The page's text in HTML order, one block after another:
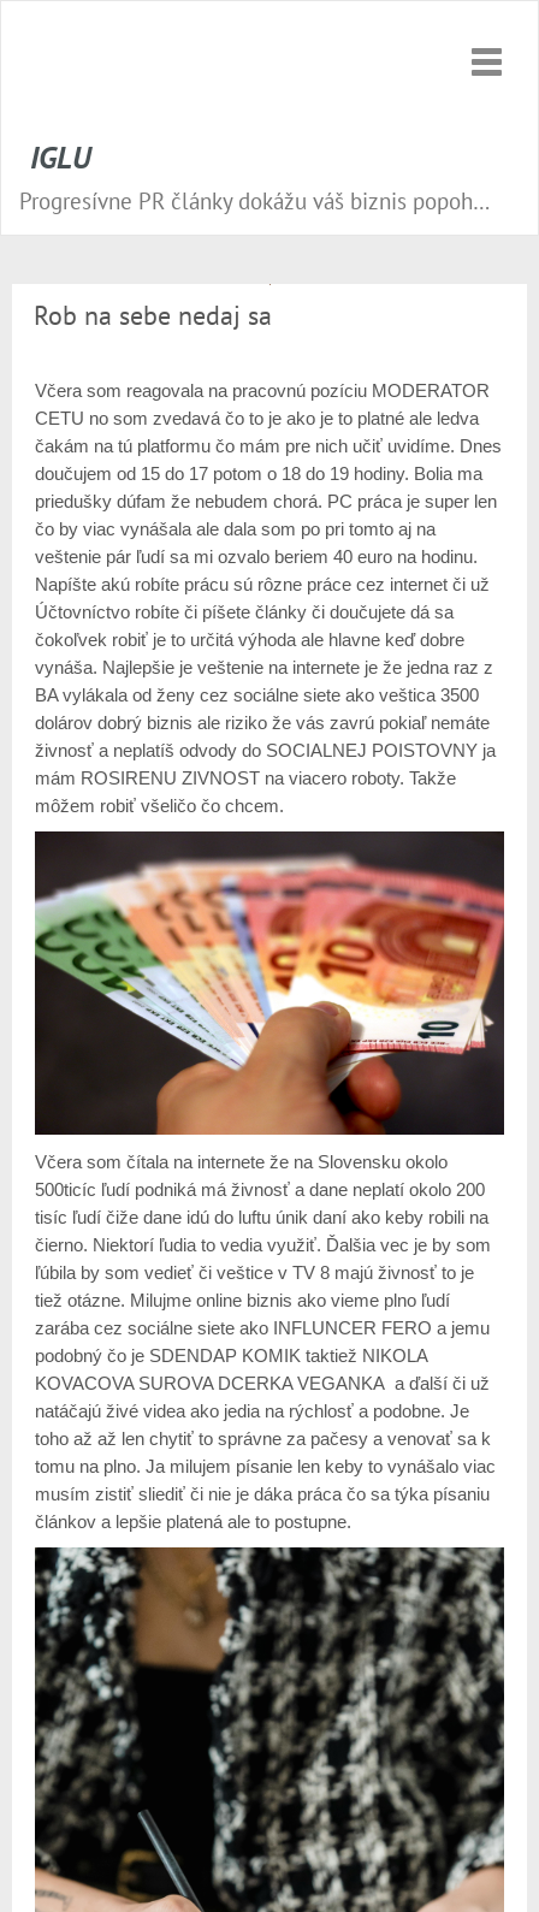
Toggle
IGLU
Progresívne PR články dokážu váš biznis popohnať vesmírnou rýchlosťou vpred. Nepremeškajte tú správnu príležitosť a publikujte na našom webe.
Rob na sebe nedaj sa
Včera som reagovala na pracovnú pozíciu MODERATOR
CETU no som zvedavá čo to je ako je to platné ale ledva
čakám na tú platformu čo mám pre nich učiť uvidíme. Dnes
doučujem od 15 do 17 potom o 18 do 19 hodiny. Bolia ma
priedušky dúfam že nebudem chorá. PC práca je super len
čo by viac vynášala ale dala som po pri tomto aj na
veštenie pár ľudí sa mi ozvalo beriem 40 euro na hodinu.
Napíšte akú robíte prácu sú rôzne práce cez internet či už
Účtovníctvo robíte či píšete články či doučujete dá sa
čokoľvek robiť je to určitá výhoda ale hlavne keď dobre
vynáša. Najlepšie je veštenie na internete je že jedna raz z
BA vylákala od ženy cez sociálne siete ako veštica 3500
dolárov dobrý biznis ale riziko že vás zavrú pokiaľ nemáte
živnosť a neplatíš odvody do SOCIALNEJ POISTOVNY ja
mám ROSIRENU ZIVNOST na viacero roboty. Takže
môžem robiť všeličo čo chcem.
Včera som čítala na internete že na Slovensku okolo
500ticíc ľudí podniká má živnosť a dane neplatí okolo 200
tisíc ľudí čiže dane idú do luftu únik daní ako keby robili na
čierno. Niektorí ľudia to vedia využiť. Ďalšia vec je by som
ľúbila by som vedieť či veštice v TV 8 majú živnosť to je
tiež otázne. Milujme online biznis ako vieme plno ľudí
zarába cez sociálne siete ako INFLUNCER FERO a jemu
podobný čo je SDENDAP KOMIK taktiež NIKOLA
KOVACOVA SUROVA DCERKA VEGANKA a ďalší či už
natáčajú živé videa ako jedia na rýchlosť a podobne. Je
toho až až len chytiť to správne za pačesy a venovať sa k
tomu na plno. Ja milujem písanie len keby to vynášalo viac
musím zistiť sliediť či nie je dáka práca čo sa týka písaniu
článkov a lepšie platená ale to postupne.